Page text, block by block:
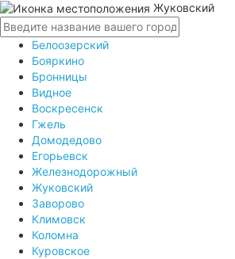
Жуковский
Белоозерский
Бояркино
Бронницы
Видное
Воскресенск
Гжель
Домодедово
Егорьевск
Железнодорожный
Жуковский
Заворово
Климовск
Коломна
Куровское